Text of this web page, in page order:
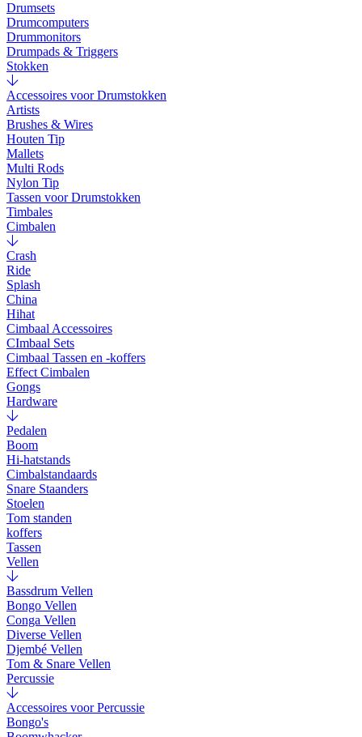
Drumsets
Drumcomputers
Drummonitors
Drumpads & Triggers
Stokken
Accessoires voor Drumstokken
Artists
Brushes & Wires
Houten Tip
Mallets
Multi Rods
Nylon Tip
Tassen voor Drumstokken
Timbales
Cimbalen
Crash
Ride
Splash
China
Hihat
Cimbaal Accessoires
CImbaal Sets
Cimbaal Tassen en -koffers
Effect Cimbalen
Gongs
Hardware
Pedalen
Boom
Hi-hatstands
Cimbalstandaards
Snare Staanders
Stoelen
Tom standen
koffers
Tassen
Vellen
Bassdrum Vellen
Bongo Vellen
Conga Vellen
Diverse Vellen
Djembé Vellen
Tom & Snare Vellen
Percussie
Accessoires voor Percussie
Bongo's